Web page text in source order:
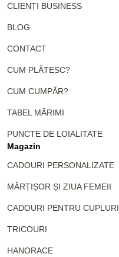
CLIENȚI BUSINESS
BLOG
CONTACT
CUM PLĂTESC?
CUM CUMPĂR?
TABEL MĂRIMI
PUNCTE DE LOIALITATE
Magazin
CADOURI PERSONALIZATE
MĂRȚIȘOR ȘI ZIUA FEMEII
CADOURI PENTRU CUPLURI
TRICOURI
HANORACE